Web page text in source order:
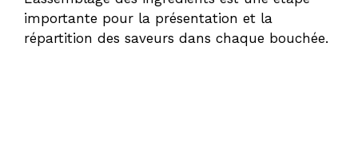
importante pour la présentation et la
répartition des saveurs dans chaque bouchée.